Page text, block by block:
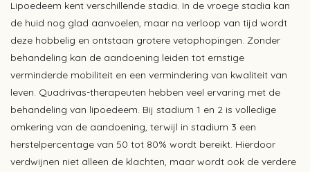
Lipoedeem kent verschillende stadia. In de vroege stadia kan
de huid nog glad aanvoelen, maar na verloop van tijd wordt
deze hobbelig en ontstaan grotere vetophopingen. Zonder
behandeling kan de aandoening leiden tot ernstige
verminderde mobiliteit en een vermindering van kwaliteit van
leven. Quadrivas-therapeuten hebben veel ervaring met de
behandeling van lipoedeem. Bij stadium 1 en 2 is volledige
omkering van de aandoening, terwijl in stadium 3 een
herstelpercentage van 50 tot 80% wordt bereikt. Hierdoor
verdwijnen niet alleen de klachten, maar wordt ook de verdere